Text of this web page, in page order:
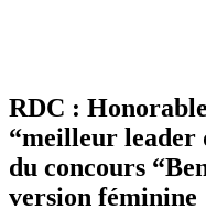
RDC :
“meilleur leader
du concours
version féminine